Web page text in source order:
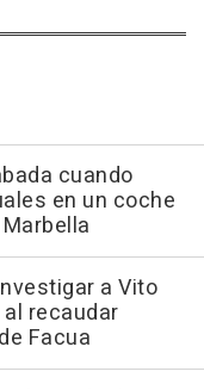
cuando
en un coche
a Vito
recaudar
Facua